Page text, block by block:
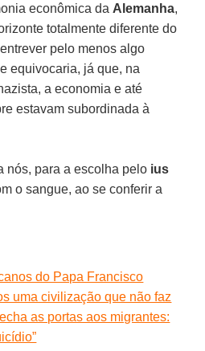
econômica da Alemanha,
totalmente diferente do
pelo menos algo
equivocaria, já que, na
a economia e até
estavam subordinada à
nós, para a escolha pelo ius
o sangue, ao se conferir a
do Papa Francisco
uma civilização que não faz
as portas aos migrantes: